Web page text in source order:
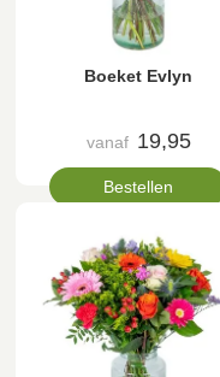
Boeket Evlyn
vanaf 19,95
Bestellen